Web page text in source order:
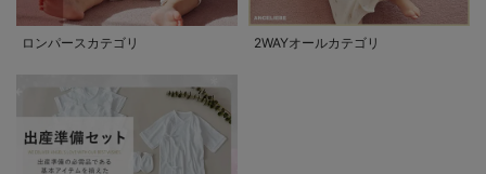
ロンパースカテゴリ 2WAYオールカテゴリ